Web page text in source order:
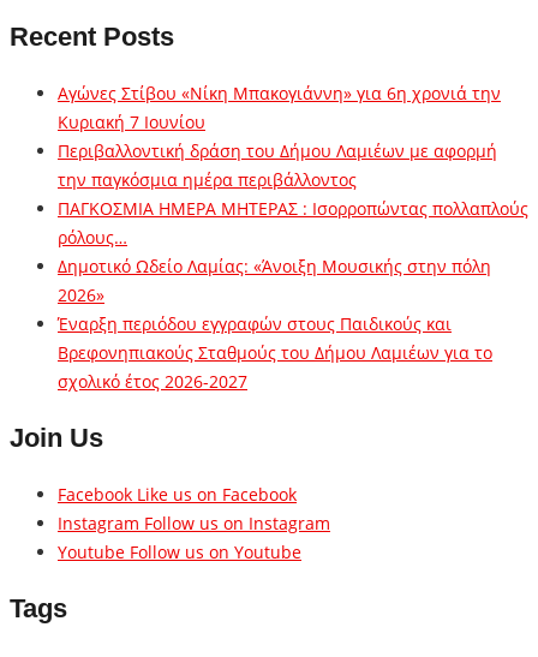
Recent Posts
Αγώνες Στίβου «Νίκη Μπακογιάννη» για 6η χρονιά την
Κυριακή 7 Ιουνίου
Περιβαλλοντική δράση του Δήμου Λαμιέων με αφορμή
την παγκόσμια ημέρα περιβάλλοντος
ΠΑΓΚΟΣΜΙΑ ΗΜΕΡΑ ΜΗΤΕΡΑΣ : Ισορροπώντας πολλαπλούς
ρόλους…
Δημοτικό Ωδείο Λαμίας: «Άνοιξη Μουσικής στην πόλη
2026»
Έναρξη περιόδου εγγραφών στους Παιδικούς και
Βρεφονηπιακούς Σταθμούς του Δήμου Λαμιέων για το
σχολικό έτος 2026-2027
Join Us
Facebook Like us on Facebook
Instagram Follow us on Instagram
Youtube Follow us on Youtube
Tags